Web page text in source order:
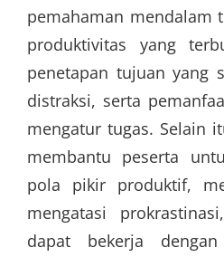
pemahaman mendalam
produktivitas yang
penetapan tujuan yang
distraksi, serta
mengatur tugas. Selain
membantu peserta
pola pikir produktif,
mengatasi
dapat bekerja